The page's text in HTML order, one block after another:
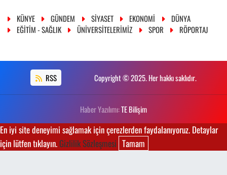
KÜNYE GÜNDEM SİYASET EKONOMİ
DÜNYA
EĞİTİM - SAĞLIK
ÜNİVERSİTELERİMİZ SPOR RÖPORTAJ
RSS Copyright © 2025. Her hakkı saklıdır.
Haber Yazılımı:TE Bilişim
En iyi site deneyimi sağlamak için çerezlerden faydalanıyoruz. Detaylar
için lütfen tıklayın.Gizlilik Sözleşmesi Tamam